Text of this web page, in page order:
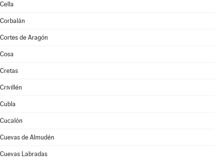
Cella
Corbalán
Cortes de Aragón
Cosa
Cretas
Crivillén
Cubla
Cucalón
Cuevas de Almudén
Cuevas Labradas